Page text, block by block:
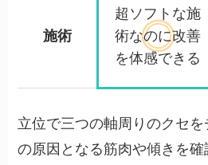
施術
超ソフトな施
術なのに改善
を体感できる
立位で三つの軸周りのクセ
の原因となる筋肉や傾きを